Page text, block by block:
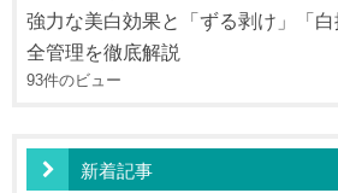
強力な美白効果と「ずる剥け」「
全管理を徹底解説
93件のビュー
新着記事